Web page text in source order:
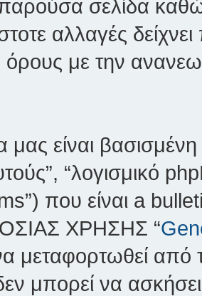
παρούσα σελίδα
αλλαγές
όρους με την
μας είναι
“λογισμικό
που είναι a
ΧΡΗΣΗΣ “
μεταφορτωθεί από
μπορεί να